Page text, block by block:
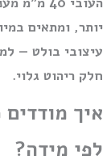
יותר, ומתאים
עיצובי בולט —
חלק ריהוט גלוי.
לפי מידה?